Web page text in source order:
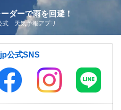
ダーで雨を回避！
式 天気予報アプリ
公式SNS